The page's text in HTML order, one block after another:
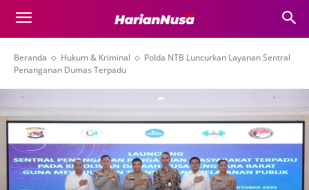
Beranda Hukum & Kriminal
Polda NTB Luncurkan Layanan Sentral
Penanganan Dumas Terpadu